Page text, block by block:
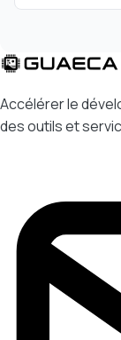
Accélérer le
des outils et